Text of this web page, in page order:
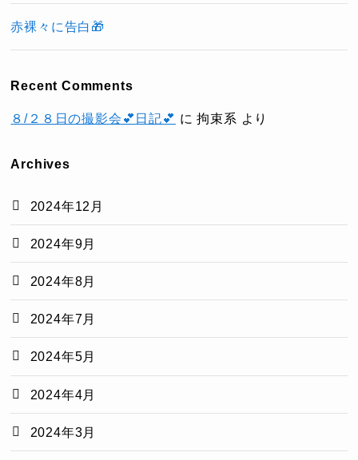
赤裸々に告白🎁
Recent Comments
８/２８日の撮影会💕日記💕 に拘束系 より
Archives
2024年12月
2024年9月
2024年8月
2024年7月
2024年5月
2024年4月
2024年3月